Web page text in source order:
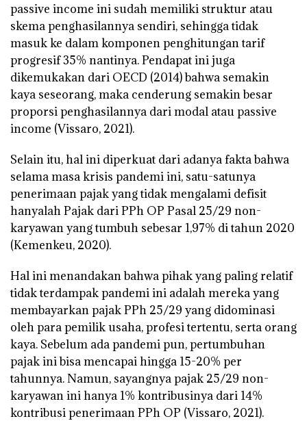
passive income ini sudah memiliki struktur atau
skema penghasilannya sendiri, sehingga tidak
masuk ke dalam komponen penghitungan tarif
progresif 35% nantinya. Pendapat ini juga
dikemukakan dari OECD (2014) bahwa semakin
kaya seseorang, maka cenderung semakin besar
proporsi penghasilannya dari modal atau passive
income (Vissaro, 2021).
Selain itu, hal ini diperkuat dari adanya fakta bahwa
selama masa krisis pandemi ini, satu-satunya
penerimaan pajak yang tidak mengalami defisit
hanyalah Pajak dari PPh OP Pasal 25/29 non-
karyawan yang tumbuh sebesar 1,97% di tahun 2020
(Kemenkeu, 2020).
Hal ini menandakan bahwa pihak yang paling relatif
tidak terdampak pandemi ini adalah mereka yang
membayarkan pajak PPh 25/29 yang didominasi
oleh para pemilik usaha, profesi tertentu, serta orang
kaya. Sebelum ada pandemi pun, pertumbuhan
pajak ini bisa mencapai hingga 15-20% per
tahunnya. Namun, sayangnya pajak 25/29 non-
karyawan ini hanya 1% kontribusinya dari 14%
kontribusi penerimaan PPh OP (Vissaro, 2021).